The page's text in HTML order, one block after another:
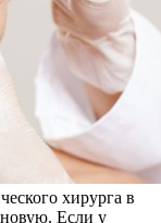
хирурга в
Если у